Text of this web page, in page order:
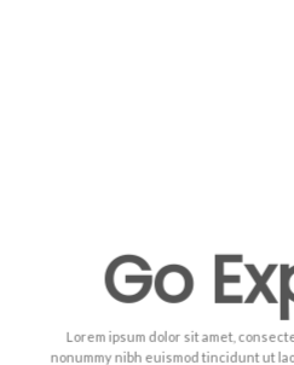
Go
Lorem ipsum dolor sit amet,
nonummy nibh euismod tincidunt ut